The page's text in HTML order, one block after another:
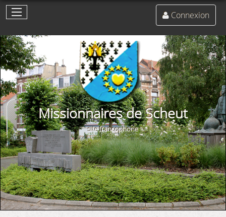
Missionnaires de Scheut
site francophone
Connexion